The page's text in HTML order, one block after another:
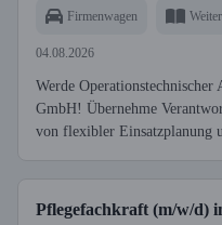
Firmenwagen
04.08.2026
Werde
GmbH! Übernehme
von flexibler Einsatzplanung
Pflegefachkraft (m/w/d)